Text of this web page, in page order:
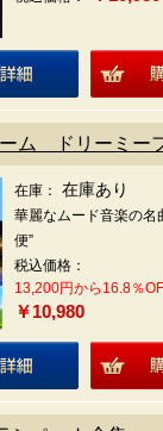
細
ム ドリーミー
在庫： 在庫あり
華麗なムード音楽の名
便”
税込価格：
13,200円から16.8％
￥10,980
細